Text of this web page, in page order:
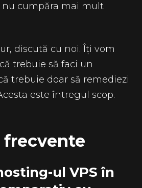
nu cumpăra mai mult
discută cu noi. Îți vom
trebuie să faci un
trebuie doar să remediezi
este întregul scop.
ul VPS în